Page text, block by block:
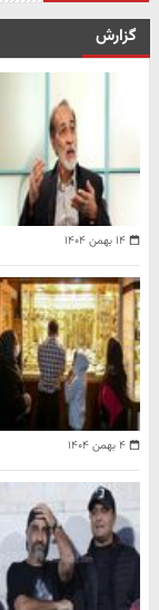
گزارش
۱۴ بهمن ۱۴۰۴
۴ بهمن ۱۴۰۴